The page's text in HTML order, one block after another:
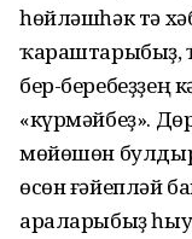
һөйләшһәк тә
ҡараштарыбыҙ,
бер-беребеҙҙең
«күрмәйбеҙ».
мөйөшөн
өсөн ғәйепләй
араларыбыҙ